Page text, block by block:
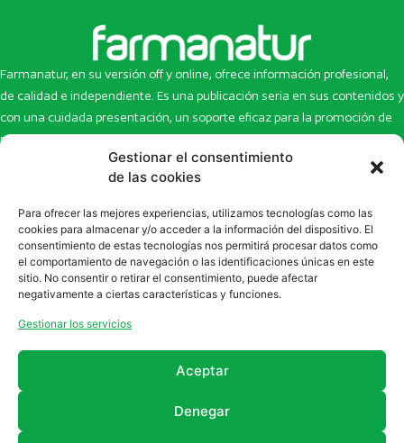
Gestionar el consentimiento
de las cookies
Para ofrecer las mejores experiencias, utilizamos tecnologías como las
cookies para almacenar y/o acceder a la información del dispositivo. El
consentimiento de estas tecnologías nos permitirá procesar datos como
el comportamiento de navegación o las identificaciones únicas en este
sitio. No consentir o retirar el consentimiento, puede afectar
negativamente a ciertas características y funciones.
Gestionar los servicios
Aceptar
Denegar
Farmanatur, en su versión off y online, ofrece información profesional,
de calidad e independiente. Es una publicación seria en sus contenidos y
con una cuidada presentación, un soporte eficaz para la promoción de
productos y novedades.
Inicio
Newsletter
Eco Multimedia
Contacto
Artículos
Escaparate
Enlaces de interés
SUSCRÍBETE A NUESTRO NEWSLETTER
la sección deNewsletter